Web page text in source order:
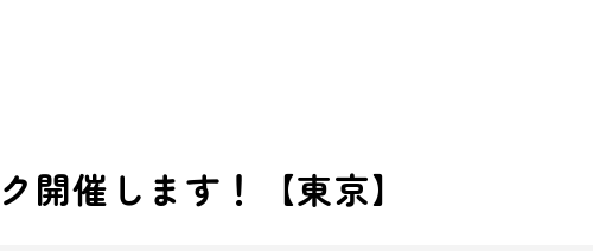
催します！【東京】